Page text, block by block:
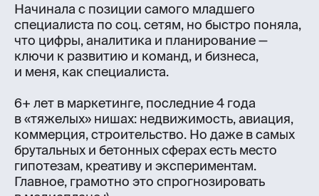
Начинала с позиции самого младшего
специалиста по соц. сетям, но быстро поняла,
что цифры, аналитика и планирование —
ключи к развитию и команд, и бизнеса,
и меня, как специалиста.
6+ лет в маркетинге, последние 4 года
в «тяжелых» нишах: недвижимость, авиация,
коммерция, строительство. Но даже в самых
брутальных и бетонных сферах есть место
гипотезам, креативу и экспериментам.
Главное, грамотно это спрогнозировать